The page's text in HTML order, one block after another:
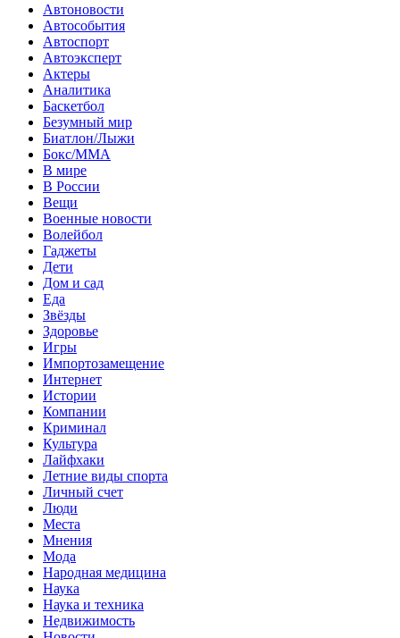
Автоновости
Автособытия
Автоспорт
Автоэксперт
Актеры
Аналитика
Баскетбол
Безумный мир
Биатлон/Лыжи
Бокс/MMA
В мире
В России
Вещи
Военные новости
Волейбол
Гаджеты
Дети
Дом и сад
Еда
Звёзды
Здоровье
Игры
Импортозамещение
Интернет
Истории
Компании
Криминал
Культура
Лайфхаки
Летние виды спорта
Личный счет
Люди
Места
Мнения
Мода
Народная медицина
Наука
Наука и техника
Недвижимость